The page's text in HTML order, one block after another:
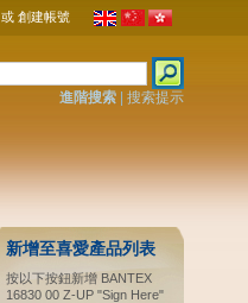
或 創建帳號
進階搜索| 搜索提示
新增至喜愛產品列表
按以下按鈕新增 BANTEX
16830 00 Z-UP "Sign Here"